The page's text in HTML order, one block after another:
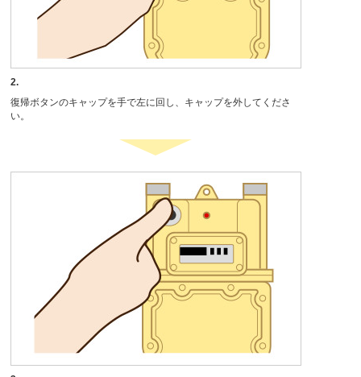
2.
復帰ボタンのキャップを手で左に回し、キャップを外してくださ
い。